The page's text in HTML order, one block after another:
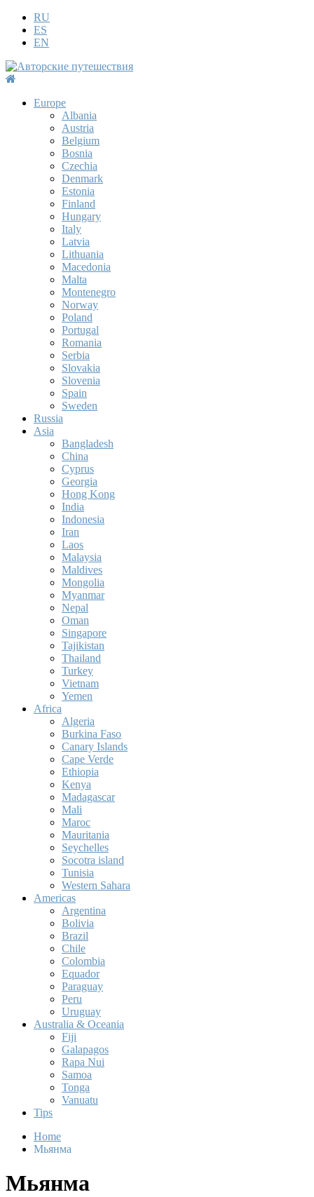
RU
ES
EN
Europe
Albania
Austria
Belgium
Bosnia
Czechia
Denmark
Estonia
Finland
Hungary
Italy
Latvia
Lithuania
Macedonia
Malta
Montenegro
Norway
Poland
Portugal
Romania
Serbia
Slovakia
Slovenia
Spain
Sweden
Russia
Asia
Bangladesh
China
Cyprus
Georgia
Hong Kong
India
Indonesia
Iran
Laos
Malaysia
Maldives
Mongolia
Myanmar
Nepal
Oman
Singapore
Tajikistan
Thailand
Turkey
Vietnam
Yemen
Africa
Algeria
Burkina Faso
Canary Islands
Cape Verde
Ethiopia
Kenya
Madagascar
Mali
Maroc
Mauritania
Seychelles
Socotra island
Tunisia
Western Sahara
Americas
Argentina
Bolivia
Brazil
Chile
Colombia
Equador
Paraguay
Peru
Uruguay
Australia & Oceania
Fiji
Galapagos
Rapa Nui
Samoa
Tonga
Vanuatu
Tips
Home
Мьянма
Мьянма